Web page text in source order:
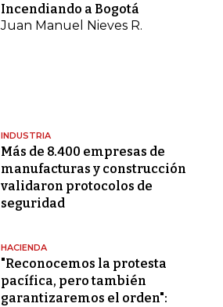
Incendiando a Bogotá
Juan Manuel Nieves R.
INDUSTRIA
Más de 8.400 empresas de
manufacturas y construcción
validaron protocolos de
seguridad
HACIENDA
"Reconocemos la protesta
pacífica, pero también
garantizaremos el orden":